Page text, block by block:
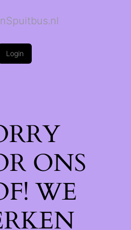
Login
ONS
WE